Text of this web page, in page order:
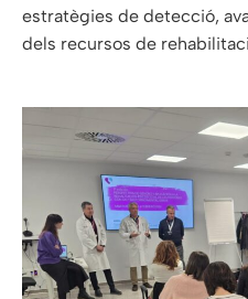
estratègies de detecció,
dels recursos de